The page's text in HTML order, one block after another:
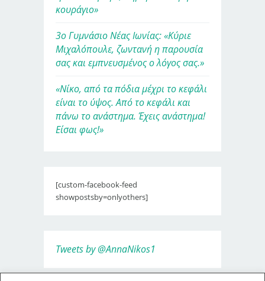
κουράγιο»
3ο Γυμνάσιο Νέας Ιωνίας: «Κύριε
Μιχαλόπουλε, ζωντανή η παρουσία
σας και εμπνευσμένος ο λόγος σας.»
«Νίκο, από τα πόδια μέχρι το κεφάλι
είναι το ύψος. Από το κεφάλι και
πάνω το ανάστημα. Έχεις ανάστημα!
Είσαι φως!»
[custom-facebook-feed
showpostsby=onlyothers]
Tweets by @AnnaNikos1